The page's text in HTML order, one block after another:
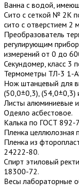
Ванна с водой,
Сито с сеткой № 2К
сито с отверстием 2
Преобразователь
регулирующим
измерений от 0 до
Секундомер, класс 3
Термометры ТЛ-3 1-
Нож штанцевый для
(50,0±0,3), (54,0±0,3)
Листы алюминиевые
Одеяло асбестовое.
Калька по ГОСТ 892-
Пленка
Пленка из
24222-80.
Спирт этиловый
18300-72.
Весы лабораторные